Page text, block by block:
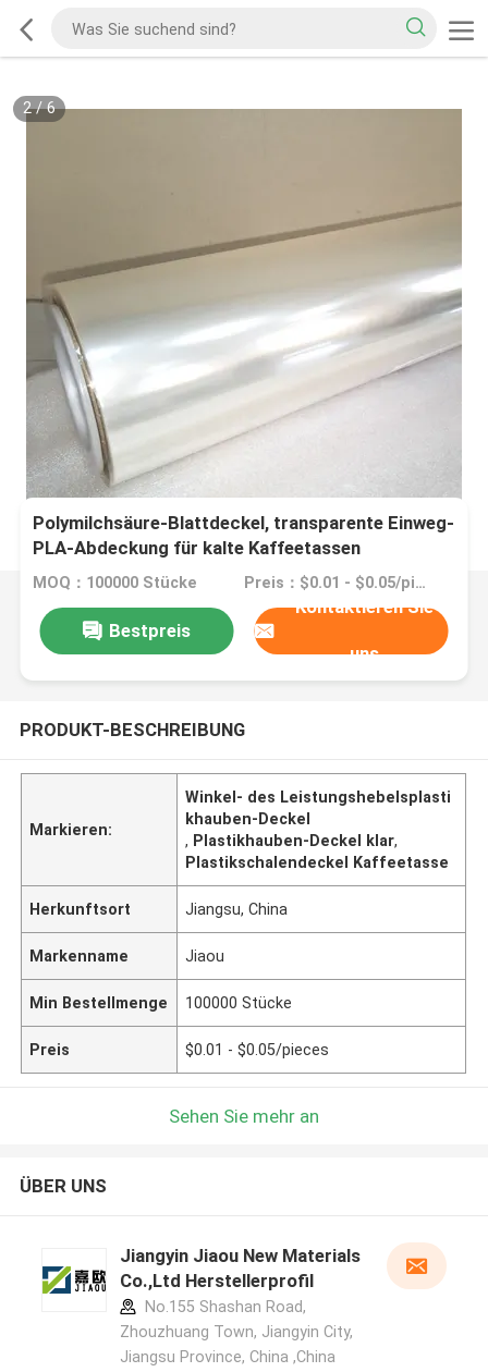
2/6
Polymilchsäure-Blattdeckel, transparente Einweg-
PLA-Abdeckung für kalte Kaffeetassen
MOQ：100000 Stücke Preis：$0.01 - $0.05/pieces
Bestpreis
Kontaktieren Sie
uns
PRODUKT-BESCHREIBUNG
Markieren:
Winkel- des Leistungshebelsplasti
khauben-Deckel
, Plastikhauben-Deckel klar,
Plastikschalendeckel Kaffeetasse
Herkunftsort Jiangsu, China
Markenname Jiaou
Min Bestellmenge 100000 Stücke
Preis $0.01 - $0.05/pieces
Sehen Sie mehr an
ÜBER UNS
Jiangyin Jiaou New Materials
Co.,Ltd Herstellerprofil
No.155 Shashan Road,
Zhouzhuang Town, Jiangyin City,
Jiangsu Province, China ,China